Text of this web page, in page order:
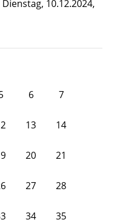
10.12.2024,
6 7
13 14
20 21
27 28
34 35